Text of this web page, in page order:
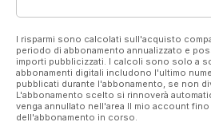
I risparmi sono calcolati sull'acquisto
periodo di abbonamento annualizzato e
importi pubblicizzati. I calcoli sono solo a
abbonamenti digitali includono l'ultimo
pubblicati durante l'abbonamento, se non
L'abbonamento scelto si rinnoverà
venga annullato nell'area Il mio account
dell'abbonamento in corso.